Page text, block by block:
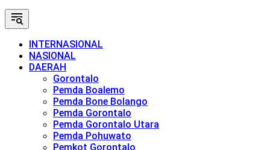
INTERNASIONAL
NASIONAL
DAERAH
Gorontalo
Pemda Boalemo
Pemda Bone Bolango
Pemda Gorontalo
Pemda Gorontalo Utara
Pemda Pohuwato
Pemkot Gorontalo